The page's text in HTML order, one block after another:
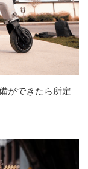
ができたら所定